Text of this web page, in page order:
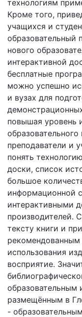
технологиям
Кроме того,
учащихся и
образовательный
нового
интерактивной
бесплатные
можно успешно
и вузах для
повышая уровень
преподаватели и
понять
доски, список
большое
информационной
интерактивными
производителей.
тексту книги и
использования
восприятие.
размещённым в
-